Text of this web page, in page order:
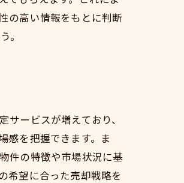
の高い情報をもとに判断
。
ービスが増えており、
感を把握できます。ま
件の特徴や市場状況に基
希望に合った売却戦略を